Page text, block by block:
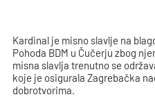
Kardinal je misno slavlje na
Pohoda BDM u Čučerju zbog
misna slavlja trenutno se
koje je osigurala Zagrebačka
dobrotvorima.